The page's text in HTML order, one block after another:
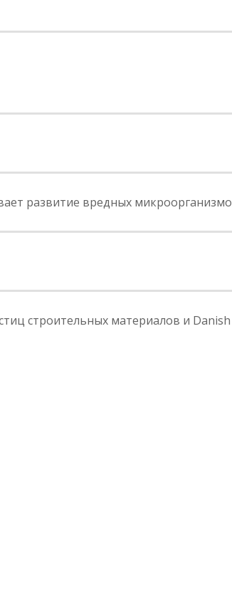
развитие вредных
строительных материалов и